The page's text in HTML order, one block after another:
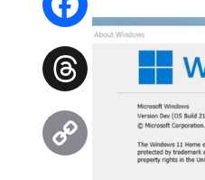
Facebook
Threads